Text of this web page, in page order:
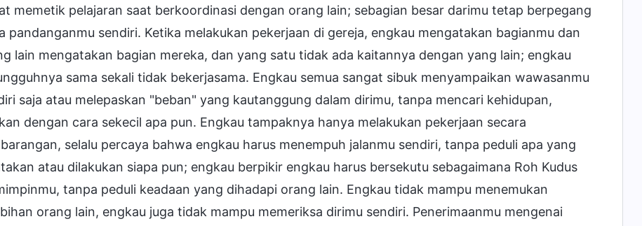
memetik pelajaran saat berkoordinasi dengan orang lain; sebagian besar darimu tetap berpegang
pandanganmu sendiri. Ketika melakukan pekerjaan di gereja, engkau mengatakan bagianmu dan
lain mengatakan bagian mereka, dan yang satu tidak ada kaitannya dengan yang lain; engkau
sama sekali tidak bekerjasama. Engkau semua sangat sibuk menyampaikan wawasanmu
saja atau melepaskan "beban" yang kautanggung dalam dirimu, tanpa mencari kehidupan,
dengan cara sekecil apa pun. Engkau tampaknya hanya melakukan pekerjaan secara
selalu percaya bahwa engkau harus menempuh jalanmu sendiri, tanpa peduli apa yang
atau dilakukan siapa pun; engkau berpikir engkau harus bersekutu sebagaimana Roh Kudus
tanpa peduli keadaan yang dihadapi orang lain. Engkau tidak mampu menemukan
orang lain, engkau juga tidak mampu memeriksa dirimu sendiri. Penerimaanmu mengenai